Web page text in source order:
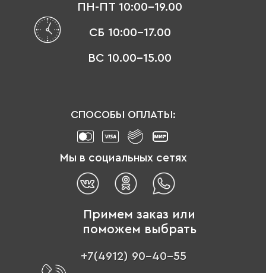
ПН-ПТ 10:00-19.00
СБ 10:00-17.00
ВС 10.00-15.00
СПОСОБЫ ОПЛАТЫ:
Мы в социальных сетях
Примем заказ или
поможем выбрать
+7(4912) 90-40-55